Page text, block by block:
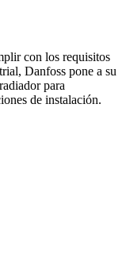
con los requisitos
Danfoss pone a su
para
de instalación.